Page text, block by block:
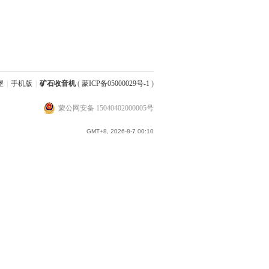
手机版 矿石收音机( 蒙ICP备05000029号-1 )
蒙公网安备 15040402000005号
GMT+8, 2026-8-7 00:10